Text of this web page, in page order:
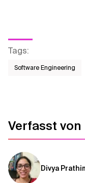
Tags:
Software Engineering
Verfasst von
Divya